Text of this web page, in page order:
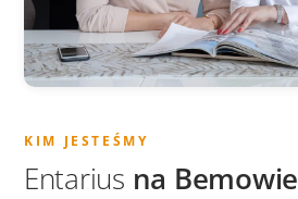
KIM JESTEŚMY
Entarius na Bemowie